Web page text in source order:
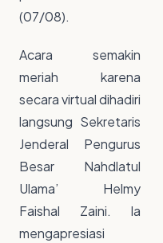
(07/08).
Acara semakin
meriah karena
secara virtual dihadiri
langsung Sekretaris
Jenderal Pengurus
Besar Nahdlatul
Ulama’ Helmy
Faishal Zaini. Ia
mengapresiasi